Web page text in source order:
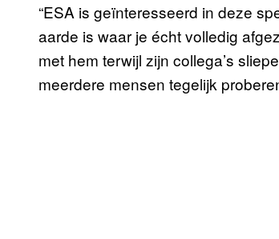
“ESA is geïnteresseerd in deze
aarde is waar je écht volledig
met hem terwijl zijn collega’s
meerdere mensen tegelijk